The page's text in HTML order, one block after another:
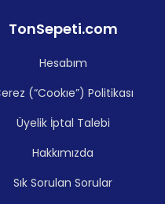
TonSepeti.com
Hesabım
(“Cookıe”) Politikası
Üyelik İptal Talebi
Hakkımızda
Sık Sorulan Sorular